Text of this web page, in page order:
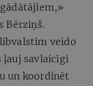
Bērziņš.
veido
ļauj savlaicīgi
un koordinēt